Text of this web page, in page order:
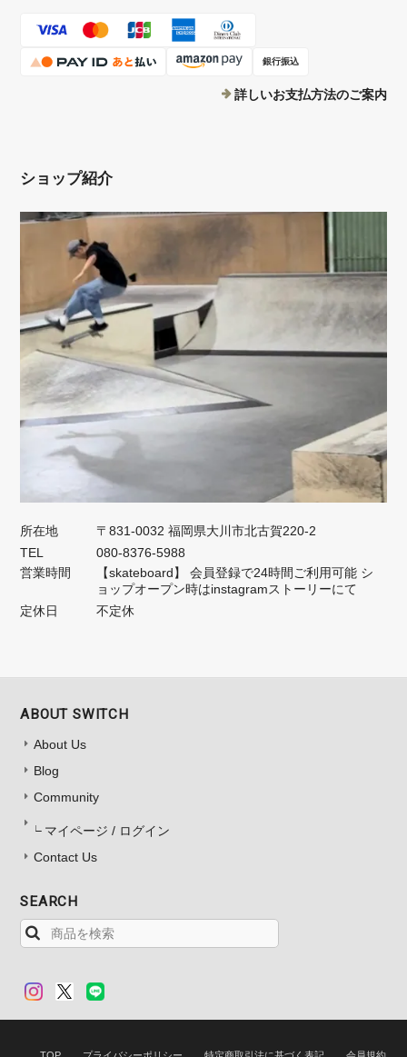
銀行振込
詳しいお支払方法のご案内
ショップ紹介
所在地
〒831-0032 福岡県大川市北古賀220-2
TEL
080-8376-5988
営業時間
【skateboard】 会員登録で24時間ご利用可能 シ
ョップオープン時はinstagramストーリーにて
定休日
不定休
ABOUT SWITCH
About Us
Blog
Community
マイページ / ログイン
Contact Us
SEARCH